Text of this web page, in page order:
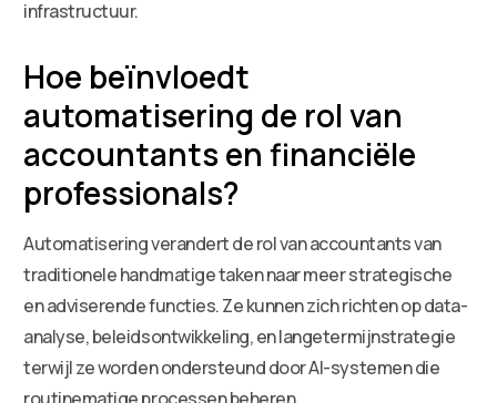
infrastructuur.
Hoe beïnvloedt
automatisering de rol van
accountants en financiële
professionals?
Automatisering verandert de rol van accountants van
traditionele handmatige taken naar meer strategische
en adviserende functies. Ze kunnen zich richten op data-
analyse, beleidsontwikkeling, en langetermijnstrategie
terwijl ze worden ondersteund door AI-systemen die
routinematige processen beheren.